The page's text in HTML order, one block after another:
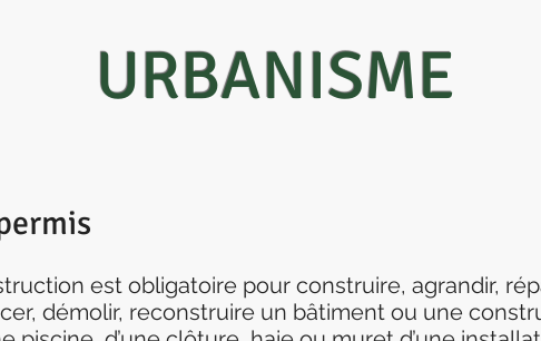
URBANISME
est obligatoire pour construire, agrandir,
démolir, reconstruire un bâtiment ou une